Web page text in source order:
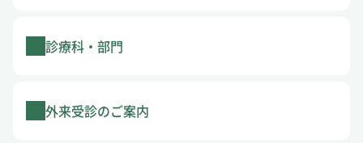
診療科・部門
外来受診のご案内